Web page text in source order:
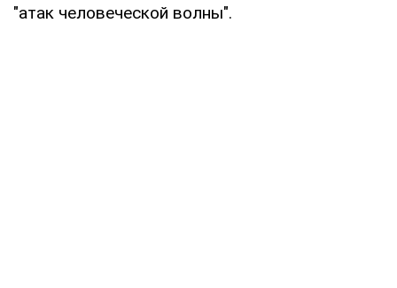
"атак человеческой волны".